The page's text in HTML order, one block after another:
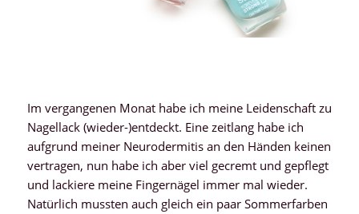
Im vergangenen Monat habe ich meine Leidenschaft zu
Nagellack (wieder-)entdeckt. Eine zeitlang habe ich
aufgrund meiner Neurodermitis an den Händen keinen
vertragen, nun habe ich aber viel gecremt und gepflegt
und lackiere meine Fingernägel immer mal wieder.
Natürlich mussten auch gleich ein paar Sommerfarben